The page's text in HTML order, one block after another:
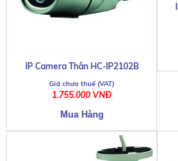
IP Camera Thân HC-IP2102B
1.755.000 VNĐ